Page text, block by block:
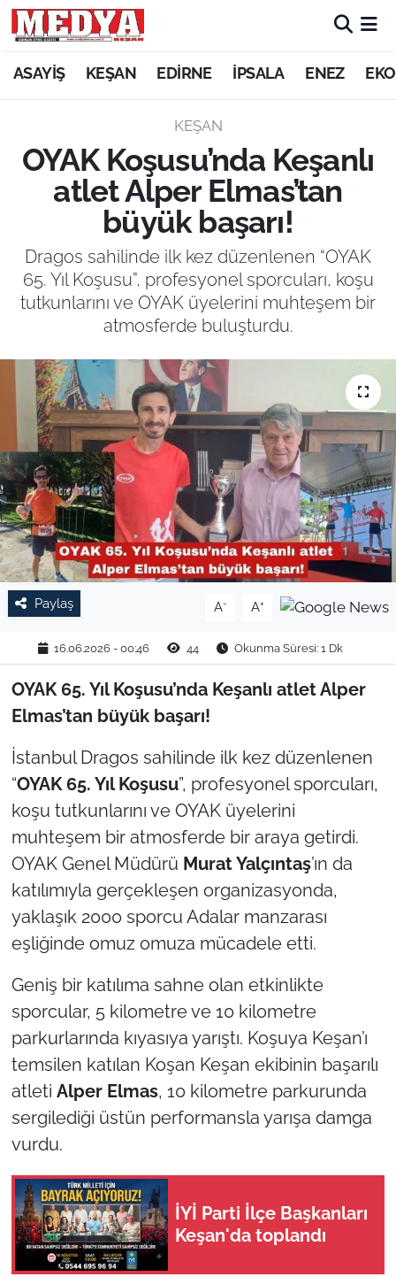
ASAYİŞ KEŞAN EDİRNE İPSALA ENEZ
KEŞAN
OYAK Koşusu’nda Keşanlı
atlet Alper Elmas’tan
büyük başarı!
Dragos sahilinde ilk kez düzenlenen “OYAK
65. Yıl Koşusu”, profesyonel sporcuları, koşu
tutkunlarını ve OYAK üyelerini muhteşem bir
atmosferde buluşturdu.
Paylaş A- A+
16.06.2026 - 00:46 44 Okunma Süresi: 1 Dk
OYAK 65. Yıl Koşusu’nda Keşanlı atlet Alper
Elmas’tan büyük başarı!
İstanbul Dragos sahilinde ilk kez düzenlenen
“OYAK 65. Yıl Koşusu”, profesyonel sporcuları,
koşu tutkunlarını ve OYAK üyelerini
muhteşem bir atmosferde bir araya getirdi.
OYAK Genel Müdürü Murat Yalçıntaş’ın da
katılımıyla gerçekleşen organizasyonda,
yaklaşık 2000 sporcu Adalar manzarası
eşliğinde omuz omuza mücadele etti.
Geniş bir katılıma sahne olan etkinlikte
sporcular, 5 kilometre ve 10 kilometre
parkurlarında kıyasıya yarıştı. Koşuya Keşan’ı
temsilen katılan Koşan Keşan ekibinin başarılı
atleti Alper Elmas, 10 kilometre parkurunda
sergilediği üstün performansla yarışa damga
vurdu.
İYİ Parti İlçe Başkanları
Keşan'da toplandı
KEŞAN
ASAYİŞ
SİYASET
GÜNDEM
EKONOMİ
EĞİTİM
TARIM VE HAYVANCILIK
KÜLTÜR SANAT
RESMİ İLAN
SPOR
YAŞAM
EDİRNE
TEKİRDAĞ
ÇANAKKALE
TÜRKİYE
Bölge
Güvenlik
Politika
Flaş Haber
Dış Haberler
Magazin
İş Dünyası
Bilim Teknoloji